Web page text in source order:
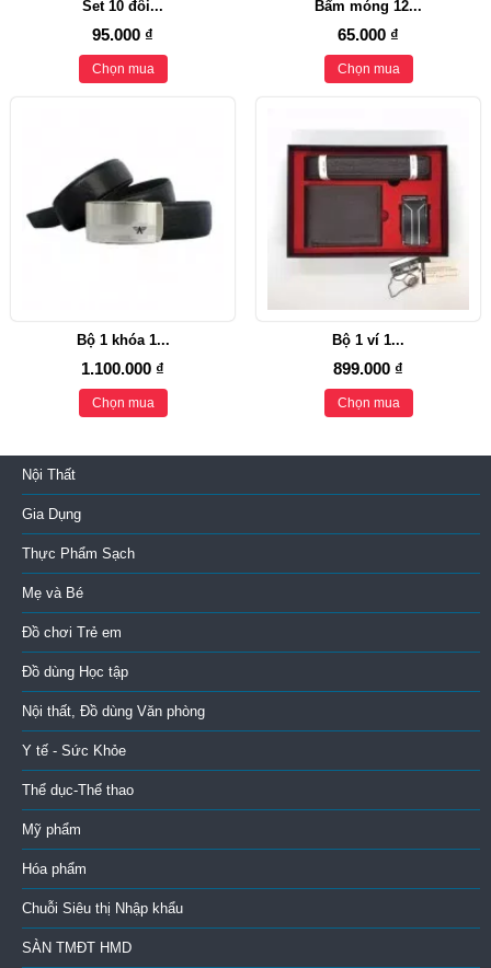
Set 10 đôi...
95.000 ₫
Chọn mua
Bấm móng 12...
65.000 ₫
Chọn mua
Bộ 1 khóa 1...
1.100.000 ₫
Chọn mua
Bộ 1 ví 1...
899.000 ₫
Chọn mua
Nội Thất
Gia Dụng
Thực Phẩm Sạch
Mẹ và Bé
Đồ chơi Trẻ em
Đồ dùng Học tập
Nội thất, Đồ dùng Văn phòng
Y tế - Sức Khỏe
Thể dục-Thể thao
Mỹ phẩm
Hóa phẩm
Chuỗi Siêu thị Nhập khẩu
SÀN TMĐT HMD